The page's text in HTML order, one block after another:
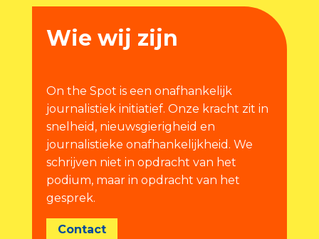
Wie wij zijn
On the Spot is een onafhankelijk
journalistiek initiatief. Onze kracht zit in
snelheid, nieuwsgierigheid en
journalistieke onafhankelijkheid. We
schrijven niet in opdracht van het
podium, maar in opdracht van het
gesprek.
Contact